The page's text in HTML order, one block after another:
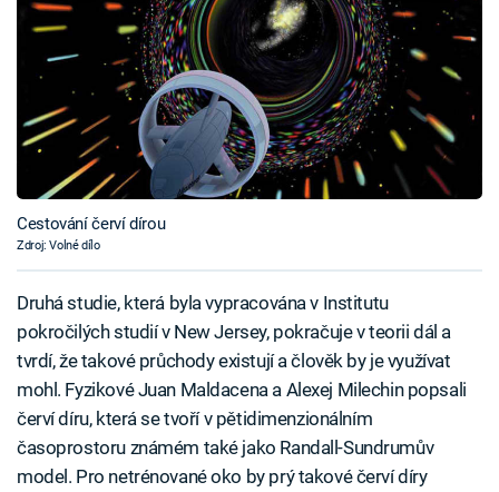
Cestování červí dírou
Zdroj: Volné dílo
Druhá studie, která byla vypracována v Institutu
pokročilých studií v New Jersey, pokračuje v teorii dál a
tvrdí, že takové průchody existují a člověk by je využívat
mohl. Fyzikové Juan Maldacena a Alexej Milechin popsali
červí díru, která se tvoří v pětidimenzionálním
časoprostoru známém také jako Randall-Sundrumův
model. Pro netrénované oko by prý takové červí díry